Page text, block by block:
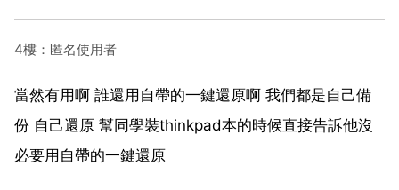
4樓：匿名使用者
當然有用啊 誰還用自帶的一鍵還原啊 我們都是自己備
份 自己還原 幫同學裝thinkpad本的時候直接告訴他沒
必要用自帶的一鍵還原